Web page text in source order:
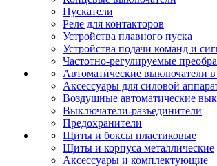
Пускатели
Реле для контакторов
Устройства плавного пуска
Устройства подачи команд и
Частотно-регулируемые
Автоматические выключатели
Аксессуары для силовой
Воздушные автоматические
Выключатели-разъединители
Предохранители
Щиты и боксы пластиковые
Щиты и корпуса металлические
Аксессуары и комплектующие